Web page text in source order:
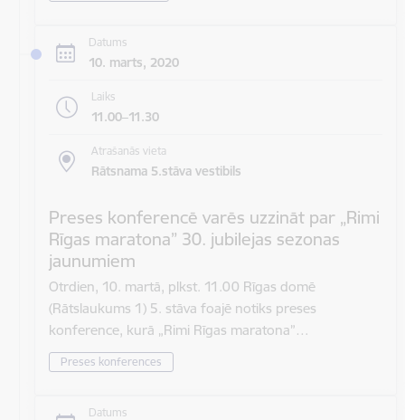
Datums
10. marts, 2020
Laiks
11.00–11.30
Atrašanās vieta
Rātsnama 5.stāva vestibils
Preses konferencē varēs uzzināt par „Rimi
Rīgas maratona” 30. jubilejas sezonas
jaunumiem
Otrdien, 10. martā, plkst. 11.00 Rīgas domē
(Rātslaukums 1) 5. stāva foajē notiks preses
konference, kurā „Rimi Rīgas maratona”…
Preses konferences
Datums